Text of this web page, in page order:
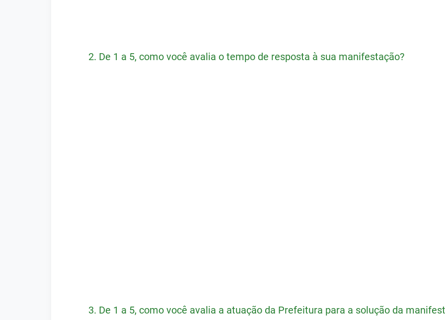
2. De 1 a 5, como você avalia o tempo de resposta à sua manifestação?
3. De 1 a 5, como você avalia a atuação da Prefeitura para a solução da